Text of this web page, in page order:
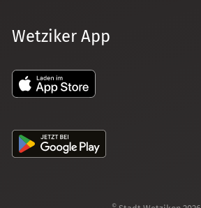
Wetziker App
©